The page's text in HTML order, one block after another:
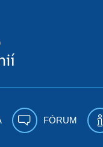
FÓRUM